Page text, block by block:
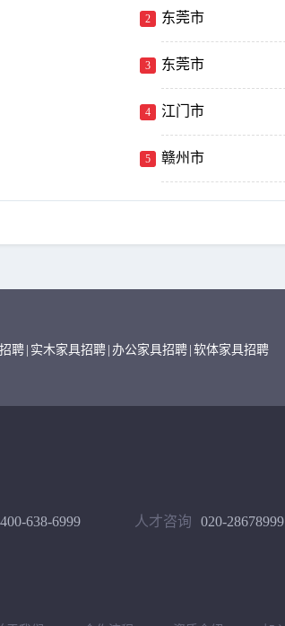
2 东莞市
3 东莞市
4 江门市
5 赣州市
聘 实木家具招聘 办公家具招聘 软体家具招聘
400-638-6999 人才咨询 020-28678999